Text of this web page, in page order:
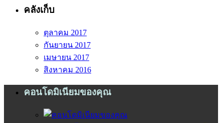
คลังเก็บ
ตุลาคม 2017
กันยายน 2017
เมษายน 2017
สิงหาคม 2016
คอนโดมิเนียมของคุณ